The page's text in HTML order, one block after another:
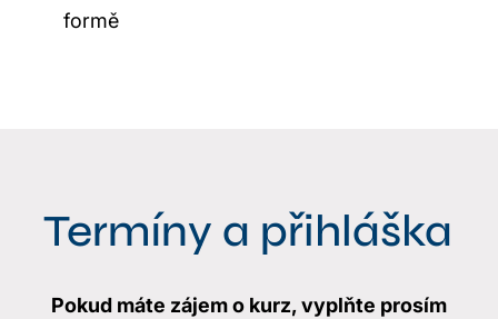
formě
Termíny a přihláška
Pokud máte zájem o kurz, vyplňte prosím